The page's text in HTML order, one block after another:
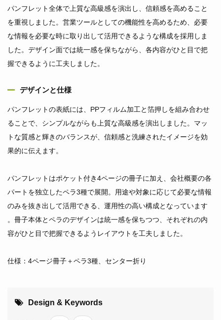
パンフレット全体で上質な高級感を演出し、信頼感を高めること
を重視しました。営業ツールとしての機能性を高めるため、必要
な情報を必要な時に取り出して活用できるような構成を採用しま
した。デザイン面では統一感を保ちながら、各内容がひと目で把
握できるように工夫しました。
デザインと仕様
パンフレットの表紙には、PPフィルム加工と箔押しを組み合わせ
ることで、シンプルながらも上質な高級感を演出しました。マッ
トな質感と輝きのバランスが、信頼感と洗練されたイメージを効
果的に伝えます。
パンフレットはポケット付き4ページの冊子に加え、会社概要の各
パートを独立したペラ3種で展開。用途や対象に応じて必要な情報
のみを抜き出して活用できる、運用性の高い構成となっています
。冊子本体とペラのデザインは統一感を保ちつつ、それぞれの内
容がひと目で把握できるようレイアウトを工夫しました。
仕様：4ページ冊子＋ペラ3種、センター折り
Design & Keywords